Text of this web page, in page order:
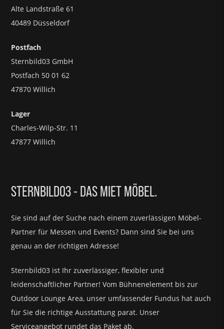
Alte Landstraße 61
40489 Düsseldorf
Postfach
Sternbild03 GmbH
Postfach 50 01 62
47870 Willich
Lager
Charles-Wilp-Str. 11
47877 Willich
STERNBILD03 - DAS MIET MÖBEL.
Sie sind auf der Suche nach einem zuverlässigen Möbel-
Partner für Messen und Events? Dann sind Sie bei uns
genau an der richtigen Adresse!
Sternbild03 ist Ihr zuverlässiger, flexibler und
leidenschaftlicher Partner! Vom Bühnenelement bis zur
Outdoor Lounge Area, unser umfassender Fundus hat auch
für Sie die richtige Ausstattung parat. Unser
Serviceangebot rundet das Paket ab.